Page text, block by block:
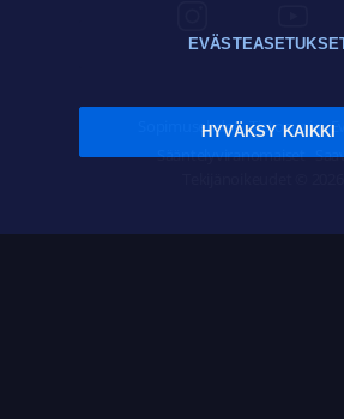
Sopimusehdot Tietosuoja
Sääntelyviranomaiset
HYVÄKSY KAIKKI